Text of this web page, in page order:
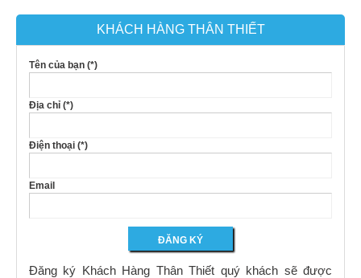
KHÁCH HÀNG THÂN THIẾT
Tên của bạn (*)
Địa chỉ (*)
Điện thoại (*)
Email
Đăng ký Khách Hàng Thân Thiết quý khách sẽ được